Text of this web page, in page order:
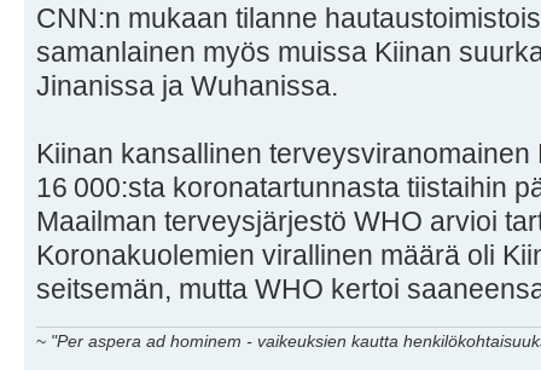
CNN:n mukaan tilanne
samanlainen myös muissa Kiinan
Jinanissa ja Wuhanissa.
Kiinan kansallinen
16 000:sta koronatartunnasta tiistaihin
Maailman terveysjärjestö WHO arvioi
Koronakuolemien virallinen määrä oli
seitsemän, mutta WHO kertoi
~ "Per aspera ad hominem - vaikeuksien kautta